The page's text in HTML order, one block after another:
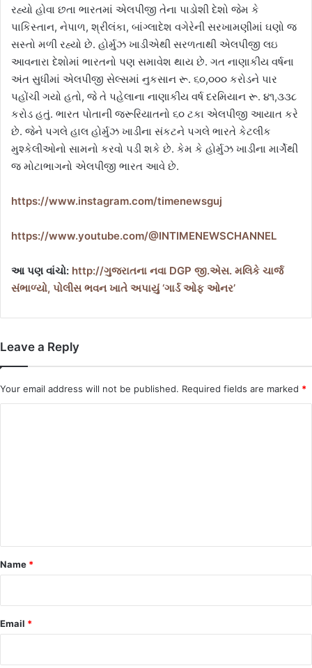
રહ્યો હોવા છતા ભારતમાં એલપીજી તેના પાડોશી દેશો જેમ કે
પાકિસ્તાન, નેપાળ, શ્રીલંકા, બાંગ્લાદેશ વગેરેની સરખામણીમાં ઘણો જ
સસ્તો મળી રહ્યો છે. હોર્મુઝ ખાડીએથી સરળતાથી એલપીજી લઇ
આવનારા દેશોમાં ભારતનો પણ સમાવેશ થાય છે. ગત નાણાકીય વર્ષના
અંત સુધીમાં એલપીજી સેલ્સમાં નુકસાન રૂ. ૬૦,૦૦૦ કરોડને પાર
પહોંચી ગયો હતો, જે તે પહેલાના નાણાકીય વર્ષ દરમિયાન રૂ. ૪૧,૩૩૮
કરોડ હતું. ભારત પોતાની જરૂરિયાતનો ૬૦ ટકા એલપીજી આયાત કરે
છે. જેને પગલે હાલ હોર્મુઝ ખાડીના સંકટને પગલે ભારતે કેટલીક
મુશ્કેલીઓનો સામનો કરવો પડી શકે છે. કેમ કે હોર્મુઝ ખાડીના માર્ગેથી
જ મોટાભાગનો એલપીજી ભારત આવે છે.
https://www.instagram.com/timenewsguj
https://www.youtube.com/@INTIMENEWSCHANNEL
આ પણ વાંચો: http://ગુજરાતના નવા DGP જી.એસ. મલિકે ચાર્જ
સંભાળ્યો, પોલીસ ભવન ખાતે અપાયું ‘ગાર્ડ ઓફ ઓનર’
Leave a Reply
Your email address will not be published. Required fields are marked *
*
Name *
Email *